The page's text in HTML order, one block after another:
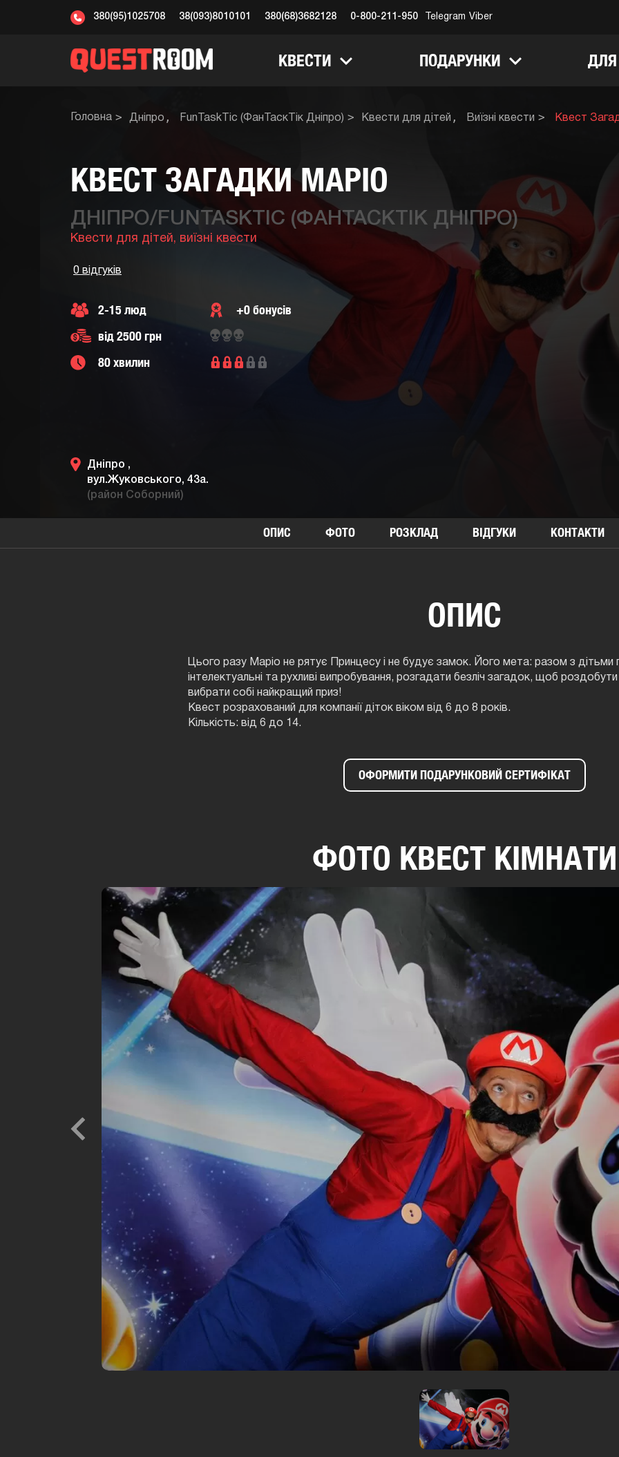
380(95)1025708 38(093)8010101 380(68)3682128 0-800-211-950 Telegram Viber
КВЕСТИ ПОДАРУНКИ ДЛЯ
Головна Дніпро FunTaskTic (ФанТаскТік Дніпро) Квести для дітей Виїзні квести Квест
КВЕСТ ЗАГАДКИ МАРІО
ДНІПРО/FUNTASKTIC (ФАНТАСКТІК ДНІПРО)
Квести для дітей, виїзні квести
0 відгуків
2-15 люд
+0 бонусів
від 2500 грн
80 хвилин
Дніпро ,
вул.Жуковського, 43а.
(район Соборний)
ОПИС ФОТО РОЗКЛАД ВІДГУКИ КОНТАКТИ
ОПИС
Цього разу Маріо не рятує Принцесу і не будує замок. Його мета: разом з дітьми
інтелектуальні та рухливі випробування, розгадати безліч загадок, щоб
вибрати собі найкращий приз!
Квест розрахований для компанії діток віком від 6 до 8 років.
Кількість: від 6 до 14.
ОФОРМИТИ ПОДАРУНКОВИЙ СЕРТИФІКАТ
ФОТО КВЕСТ КІМНАТИ
Previous